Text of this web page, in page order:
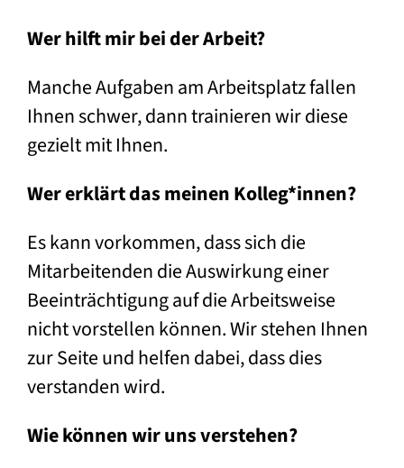
Wer hilft mir bei der Arbeit?
Manche Aufgaben am Arbeitsplatz fallen
Ihnen schwer, dann trainieren wir diese
gezielt mit Ihnen.
Wer erklärt das meinen Kolleg*innen?
Es kann vorkommen, dass sich die
Mitarbeitenden die Auswirkung einer
Beeinträchtigung auf die Arbeitsweise
nicht vorstellen können. Wir stehen Ihnen
zur Seite und helfen dabei, dass dies
verstanden wird.
Wie können wir uns verstehen?